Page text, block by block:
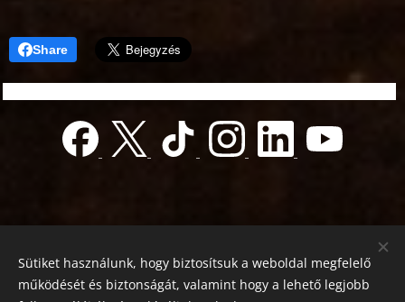
Share
Sütiket használunk, hogy biztosítsuk a weboldal megfelelő
működését és biztonságát, valamint hogy a lehető legjobb